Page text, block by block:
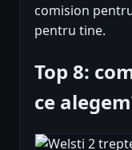
comision
pentru tine.
Top 8:
ce